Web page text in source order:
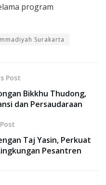
program
Surakarta
Post
Bikkhu Thudong,
dan Persaudaraan
Taj Yasin, Perkuat
Pesantren